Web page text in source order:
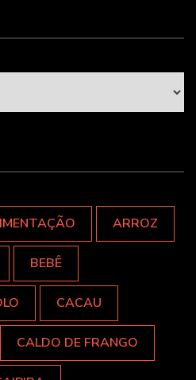
ARROZ
BEBÊ
CACAU
CALDO DE FRANGO